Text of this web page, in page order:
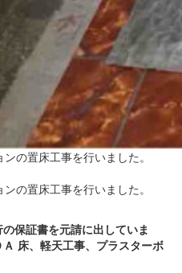
保証書を元請に出していま
床、軽天工事、プラスターボ